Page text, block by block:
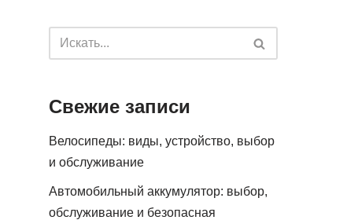
Свежие записи
Велосипеды: виды, устройство, выбор
и обслуживание
Автомобильный аккумулятор: выбор,
обслуживание и безопасная